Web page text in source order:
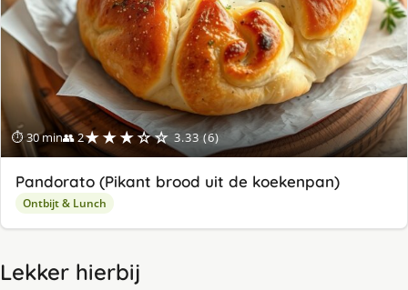
⏱ 30 min👥 2★★★☆☆ 3.33 (6)
Pandorato (Pikant brood uit de koekenpan)
Ontbijt & Lunch
Lekker hierbij